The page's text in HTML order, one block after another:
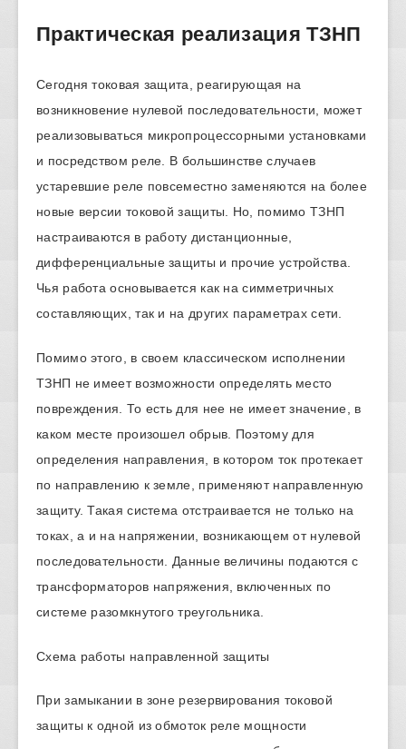
Практическая реализация ТЗНП
Сегодня токовая защита, реагирующая на
возникновение нулевой последовательности, может
реализовываться микропроцессорными установками
и посредством реле. В большинстве случаев
устаревшие реле повсеместно заменяются на более
новые версии токовой защиты. Но, помимо ТЗНП
настраиваются в работу дистанционные,
дифференциальные защиты и прочие устройства.
Чья работа основывается как на симметричных
составляющих, так и на других параметрах сети.
Помимо этого, в своем классическом исполнении
ТЗНП не имеет возможности определять место
повреждения. То есть для нее не имеет значение, в
каком месте произошел обрыв. Поэтому для
определения направления, в котором ток протекает
по направлению к земле, применяют направленную
защиту. Такая система отстраивается не только на
токах, а и на напряжении, возникающем от нулевой
последовательности. Данные величины подаются с
трансформаторов напряжения, включенных по
системе разомкнутого треугольника.
Схема работы направленной защиты
При замыкании в зоне резервирования токовой
защиты к одной из обмоток реле мощности